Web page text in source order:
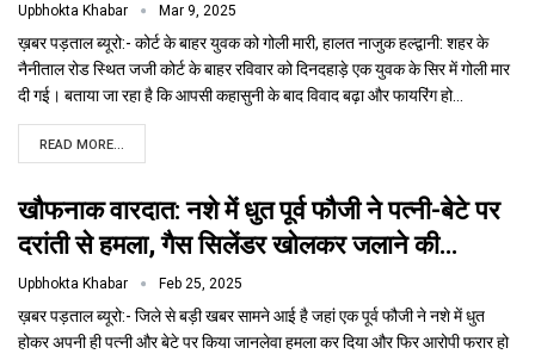
Upbhokta Khabar Mar 9, 2025
ख़बर पड़ताल ब्यूरो:- कोर्ट के बाहर युवक को गोली मारी, हालत नाजुक हल्द्वानी: शहर के
नैनीताल रोड स्थित जजी कोर्ट के बाहर रविवार को दिनदहाड़े एक युवक के सिर में गोली मार
दी गई। बताया जा रहा है कि आपसी कहासुनी के बाद विवाद बढ़ा और फायरिंग हो…
READ MORE...
खौफनाक वारदात: नशे में धुत पूर्व फौजी ने पत्नी-बेटे पर
दरांती से हमला, गैस सिलेंडर खोलकर जलाने की…
Upbhokta Khabar Feb 25, 2025
ख़बर पड़ताल ब्यूरो:- जिले से बड़ी खबर सामने आई है जहां एक पूर्व फौजी ने नशे में धुत
होकर अपनी ही पत्नी और बेटे पर किया जानलेवा हमला कर दिया और फिर आरोपी फरार हो